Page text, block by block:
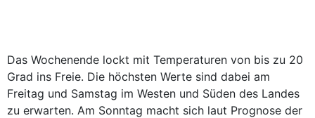
Das Wochenende lockt mit Temperaturen von bis zu 20
Grad ins Freie. Die höchsten Werte sind dabei am
Freitag und Samstag im Westen und Süden des Landes
zu erwarten. Am Sonntag macht sich laut Prognose der